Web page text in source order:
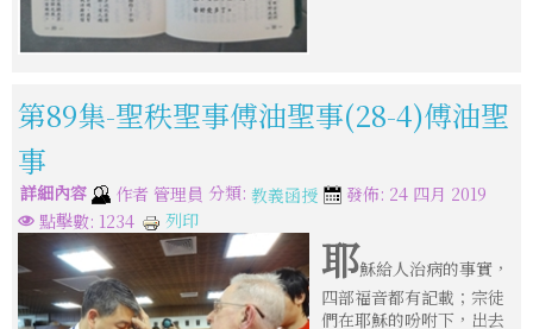
第89集-聖秩聖事傅油聖事(28-4)傅油聖
事
詳細內容 作者 管理員 分類: 教義函授
發佈: 24 四月 2019
點擊數: 1234
列印
耶穌給人治病的事實，
四部福音都有記載；宗徒
們在耶穌的吩咐下，出去